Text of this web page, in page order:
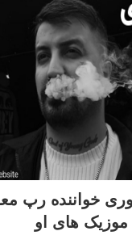
خواننده رپ
های او